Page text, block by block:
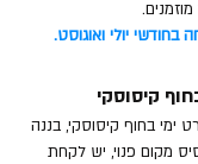
קיסוסקי
ימי בחוף קיסוסקי, בננה
מקום פנוי, יש לקחת